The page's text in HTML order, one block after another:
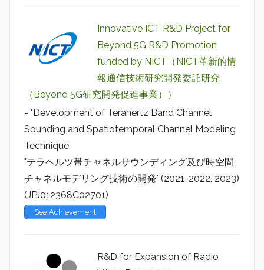
Innovative ICT R&D Project for
Beyond 5G R&D Promotion
funded by NICT（NICT革新的情
報通信技術研究開発委託研究
（Beyond 5G研究開発促進事業））
- "Development of Terahertz Band Channel
Sounding and Spatiotemporal Channel Modeling
Technique
"テラヘルツ帯チャネルサウンディング及び時空間
チャネルモデリング技術の開発" (2021-2022, 2023)
(JPJ012368C02701)
See Achievement
R&D for Expansion of Radio